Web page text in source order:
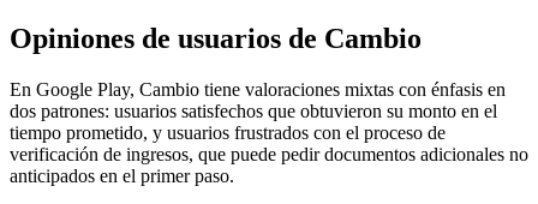
Opiniones de usuarios de Cambio
En Google Play, Cambio tiene valoraciones mixtas con énfasis en
dos patrones: usuarios satisfechos que obtuvieron su monto en el
tiempo prometido, y usuarios frustrados con el proceso de
verificación de ingresos, que puede pedir documentos adicionales no
anticipados en el primer paso.